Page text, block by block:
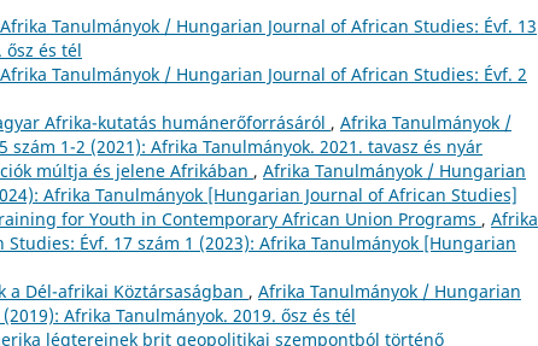
Afrika Tanulmányok / Hungarian Journal of African Studies: Évf. 13
ősz és tél
Afrika Tanulmányok / Hungarian Journal of African Studies: Évf. 2
Afrika-kutatás humánerőforrásáról , Afrika Tanulmányok /
1-2 (2021): Afrika Tanulmányok. 2021. tavasz és nyár
múltja és jelene Afrikában , Afrika Tanulmányok / Hungarian
Afrika Tanulmányok [Hungarian Journal of African Studies]
for Youth in Contemporary African Union Programs , Afrika
Évf. 17 szám 1 (2023): Afrika Tanulmányok [Hungarian
a Dél-afrikai Köztársaságban , Afrika Tanulmányok / Hungarian
Afrika Tanulmányok. 2019. ősz és tél
légtereinek brit geopolitikai szempontból történő